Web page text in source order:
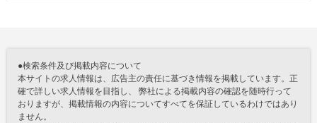
●検索条件及び掲載内容について
本サイトの求人情報は、広告主の責任に基づき情報を掲載しています。正
確で詳しい求人情報を目指し、 弊社による掲載内容の確認を随時行って
おりますが、掲載情報の内容についてすべてを保証しているわけではあり
ません。